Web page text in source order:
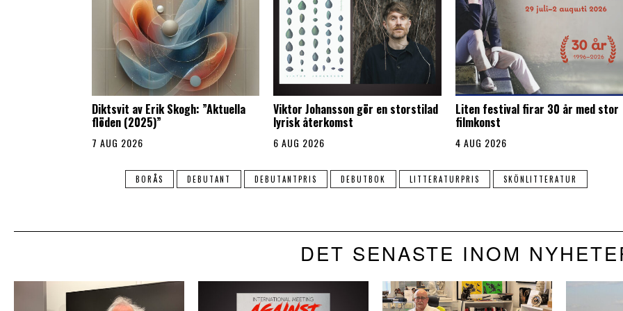
Diktsvit av Erik Skogh: ”Aktuella
flöden (2025)”
7 AUG 2026
Viktor Johansson gör en storstilad
lyrisk återkomst
6 AUG 2026
Liten festival firar 30 år med stor
filmkonst
4 AUG 2026
BORÅS DEBUTANT DEBUTANTPRIS DEBUTBOK LITTERATURPRIS SKÖNLITTERATUR
DET SENASTE INOM